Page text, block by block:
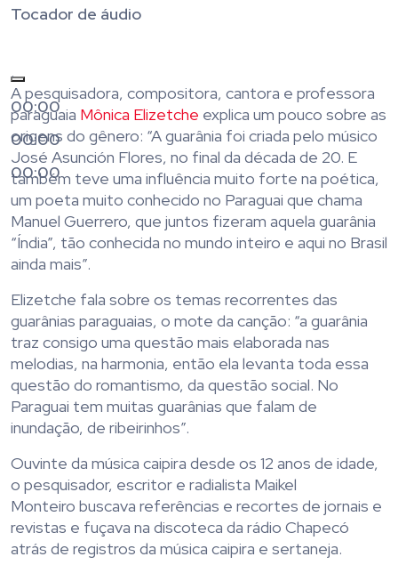
Tocador de áudio
00:00
00:00
00:00
.
A pesquisadora, compositora, cantora e professora
paraguaia Mônica Elizetche explica um pouco sobre as
origens do gênero: “A guarânia foi criada pelo músico
José Asunción Flores, no final da década de 20. E
também teve uma influência muito forte na poética,
um poeta muito conhecido no Paraguai que chama
Manuel Guerrero, que juntos fizeram aquela guarânia
“Índia”, tão conhecida no mundo inteiro e aqui no Brasil
ainda mais”.
Elizetche fala sobre os temas recorrentes das
guarânias paraguaias, o mote da canção: “a guarânia
traz consigo uma questão mais elaborada nas
melodias, na harmonia, então ela levanta toda essa
questão do romantismo, da questão social. No
Paraguai tem muitas guarânias que falam de
inundação, de ribeirinhos”.
Ouvinte da música caipira desde os 12 anos de idade,
o pesquisador, escritor e radialista Maikel
Monteiro buscava referências e recortes de jornais e
revistas e fuçava na discoteca da rádio Chapecó
atrás de registros da música caipira e sertaneja.